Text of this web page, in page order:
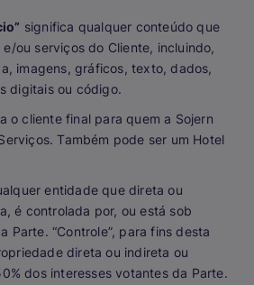
significa qualquer conteúdo que
ou serviços do Cliente, incluindo,
imagens, gráficos, texto, dados,
digitais ou código.
o cliente final para quem a Sojern
Também pode ser um Hotel
entidade que direta ou
é controlada por, ou está sob
Parte. “Controle”, para fins desta
direta ou indireta ou
dos interesses votantes da Parte.